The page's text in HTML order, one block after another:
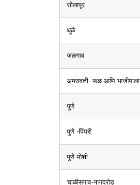
सोलापूर
धुळे
जळगाव
अमरावती- फळ आणि भाजीपाला
पुणे
पुणे -पिंपरी
पुणे-मोशी
चाळीसगाव-नागदरोड